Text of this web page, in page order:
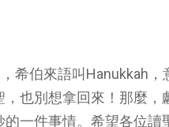
希伯來語叫Hanukkah
也別想拿回來！那麼，
一件事情。希望各位